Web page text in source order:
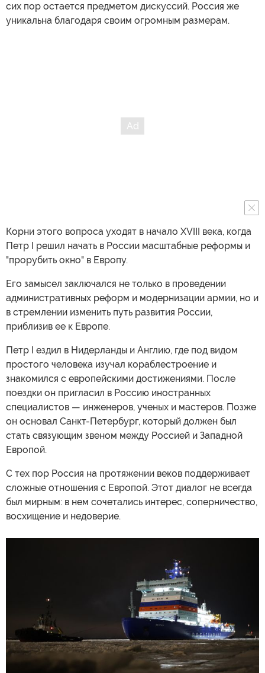
сих пор остается предметом дискуссий. Россия же
уникальна благодаря своим огромным размерам.
Корни этого вопроса уходят в начало XVIII века, когда
Петр I решил начать в России масштабные реформы и
"прорубить окно" в Европу.
Его замысел заключался не только в проведении
административных реформ и модернизации армии, но и
в стремлении изменить путь развития России,
приблизив ее к Европе.
Петр I ездил в Нидерланды и Англию, где под видом
простого человека изучал кораблестроение и
знакомился с европейскими достижениями. После
поездки он пригласил в Россию иностранных
специалистов — инженеров, ученых и мастеров. Позже
он основал Санкт-Петербург, который должен был
стать связующим звеном между Россией и Западной
Европой.
С тех пор Россия на протяжении веков поддерживает
сложные отношения с Европой. Этот диалог не всегда
был мирным: в нем сочетались интерес, соперничество,
восхищение и недоверие.